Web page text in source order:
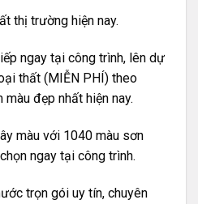
thị trường hiện nay.
ngay tại công trình, lên dự
thất (MIỄN PHÍ) theo
đẹp nhất hiện nay.
màu với 1040 màu sơn
ngay tại công trình.
trọn gói uy tín, chuyên